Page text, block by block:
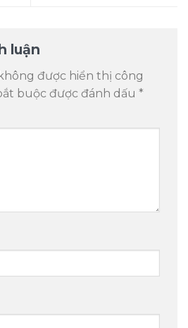
luận
được hiển thị công
buộc được đánh dấu *